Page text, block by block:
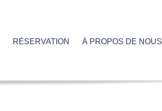
RÉSERVATION À PROPOS DE NOUS